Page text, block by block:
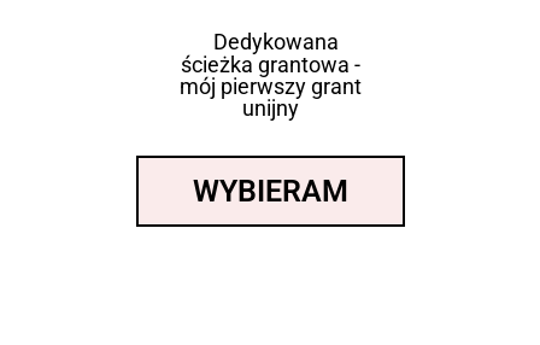
Dedykowana
ścieżka grantowa -
mój pierwszy grant
unijny
WYBIERAM